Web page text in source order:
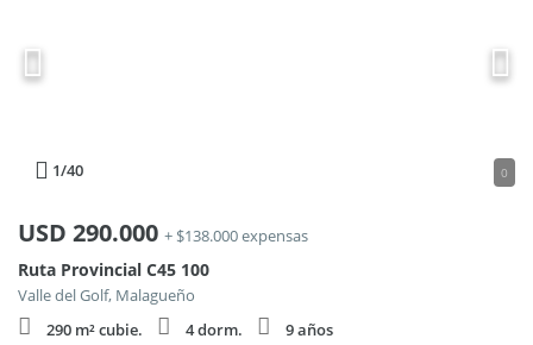
1/40 0
USD 290.000 + $138.000 expensas
Ruta Provincial C45 100
Valle del Golf, Malagueño
290 m² cubie.
4 dorm.
9 años